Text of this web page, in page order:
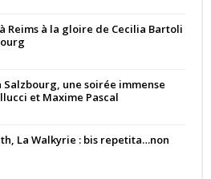
Reims à la gloire de Cecilia Bartoli
Salzbourg, une soirée immense
et Maxime Pascal
La Walkyrie : bis repetita…non